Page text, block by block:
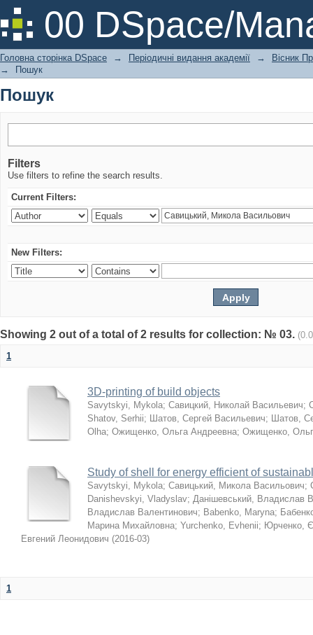
00 DSpace/
Пошук
Головна сторінка DSpace → Періодичні видання академії →
Вісник
→
Пошук
Пошук
Filters
Use filters to refine the search results.
Current Filters:
New Filters:
Showing 2 out of a total of 2 results for collection: № 03.
1
3D-printing of build objects
Savytskyi, Mykola; Савицкий, Николай Васильевич;
Shatov, Serhii; Шатов, Сергей Васильевич; Шатов,
Olha; Ожищенко, Ольга Андреевна; Ожищенко,
Study of shell for energy efficient of
Savytskyi, Mykola; Савицький, Микола Васильович;
Danishevskyi, Vladyslav; Данішевський, Владислав
Владислав Валентинович; Babenko, Maryna;
Марина Михайловна; Yurchenko, Evhenii; Юрченко,
Евгений Леонидович (2016-03)
1